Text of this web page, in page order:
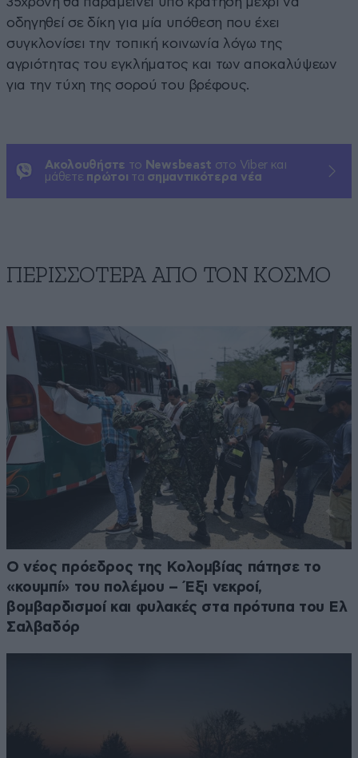
οδηγηθεί σε δίκη για μία υπόθεση που έχει
συγκλονίσει την τοπική κοινωνία λόγω της
αγριότητας του εγκλήματος και των αποκαλύψεων
για την τύχη της σορού του βρέφους.
Ακολουθήστε το Newsbeast στο Viber και
μάθετε πρώτοι τα σημαντικότερα νέα
ΠΕΡΙΣΣΟΤΕΡΑ ΑΠΟ ΤΟΝ ΚΟΣΜΟ
Ο νέος πρόεδρος της Κολομβίας πάτησε το
«κουμπί» του πολέμου – Έξι νεκροί,
βομβαρδισμοί και φυλακές στα πρότυπα του Ελ
Σαλβαδόρ